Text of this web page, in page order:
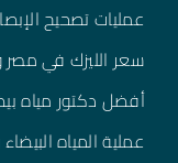
عمليات تصحيح الإبصار
سعر الليزك في
أفضل دكتور مياه
عملية المياه